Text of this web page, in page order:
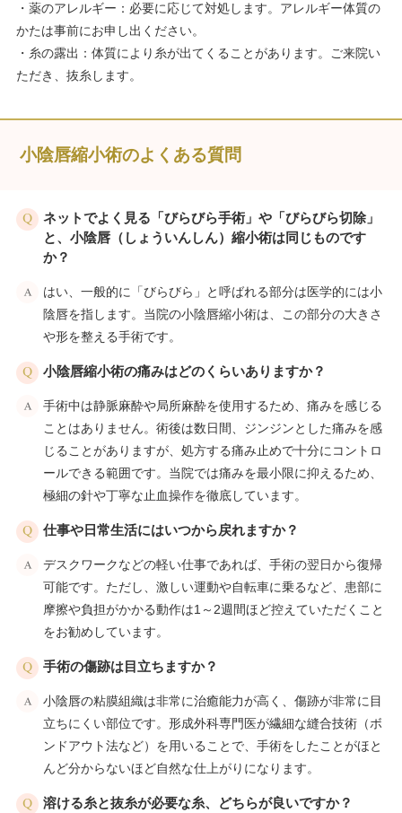
・薬のアレルギー：必要に応じて対処します。アレルギー体質の
かたは事前にお申し出ください。
・糸の露出：体質により糸が出てくることがあります。ご来院い
ただき、抜糸します。
小陰唇縮小術のよくある質問
ネットでよく見る「びらびら手術」や「びらびら切除」
と、小陰唇（しょういんしん）縮小術は同じものです
か？
はい、一般的に「びらびら」と呼ばれる部分は医学的には小
陰唇を指します。当院の小陰唇縮小術は、この部分の大きさ
や形を整える手術です。
小陰唇縮小術の痛みはどのくらいありますか？
手術中は静脈麻酔や局所麻酔を使用するため、痛みを感じる
ことはありません。術後は数日間、ジンジンとした痛みを感
じることがありますが、処方する痛み止めで十分にコントロ
ールできる範囲です。当院では痛みを最小限に抑えるため、
極細の針や丁寧な止血操作を徹底しています。
仕事や日常生活にはいつから戻れますか？
デスクワークなどの軽い仕事であれば、手術の翌日から復帰
可能です。ただし、激しい運動や自転車に乗るなど、患部に
摩擦や負担がかかる動作は1～2週間ほど控えていただくこと
をお勧めしています。
手術の傷跡は目立ちますか？
小陰唇の粘膜組織は非常に治癒能力が高く、傷跡が非常に目
立ちにくい部位です。形成外科専門医が繊細な縫合技術（ボ
ンドアウト法など）を用いることで、手術をしたことがほと
んど分からないほど自然な仕上がりになります。
溶ける糸と抜糸が必要な糸、どちらが良いですか？